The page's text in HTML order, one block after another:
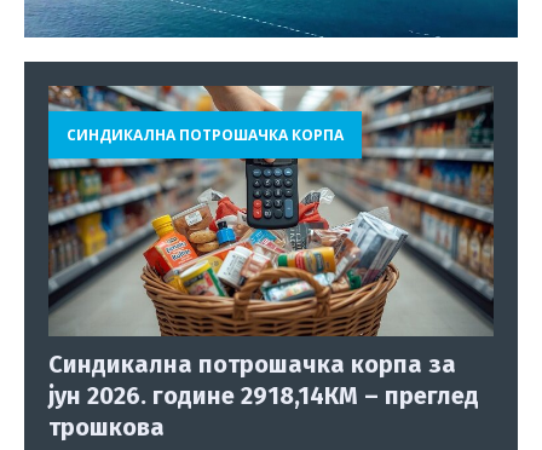
СИНДИКАЛНА ПОТРОШАЧКА КОРПА
Синдикална потрошачка корпа за
јун 2026. године 2918,14КМ – преглед
трошкова